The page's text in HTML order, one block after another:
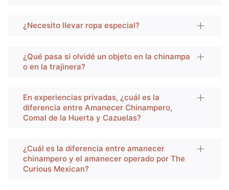
¿Necesito llevar ropa especial?
¿Qué pasa si olvidé un objeto en la chinampa
o en la trajinera?
En experiencias privadas, ¿cuál es la
diferencia entre Amanecer Chinampero,
Comal de la Huerta y Cazuelas?
¿Cuál es la diferencia entre amanecer
chinampero y el amanecer operado por The
Curious Mexican?